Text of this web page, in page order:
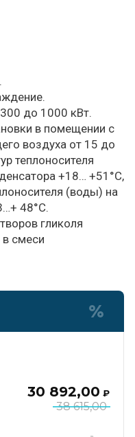
38 615,00
30 892,00 ₽
до 1000 кВт.
в помещении с
воздуха от 15 до
теплоносителя
+18… +51°C,
(воды) на
48°C.
гликоля
смеси